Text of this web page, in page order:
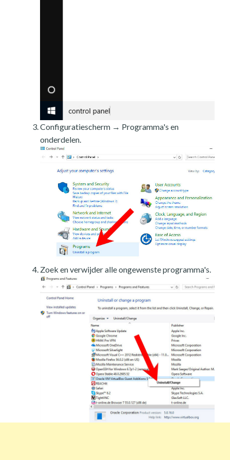
Configuratiescherm → Programma's en
onderdelen.
Zoek en verwijder alle ongewenste programma's.